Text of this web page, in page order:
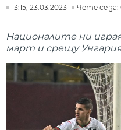
13:15, 23.03.2023 Чете се за:
Националите ни
март и срещу